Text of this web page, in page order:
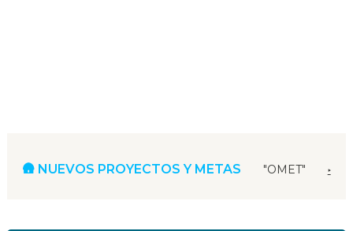
🛖 NUEVOS PROYECTOS Y METAS "OMET" ‣